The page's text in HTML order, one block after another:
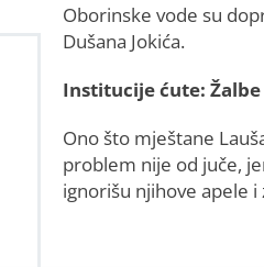
Oborinske vode su
Dušana Jokića.
Institucije ćute:
Ono što mještane
problem nije od juče,
ignorišu njihove apele i